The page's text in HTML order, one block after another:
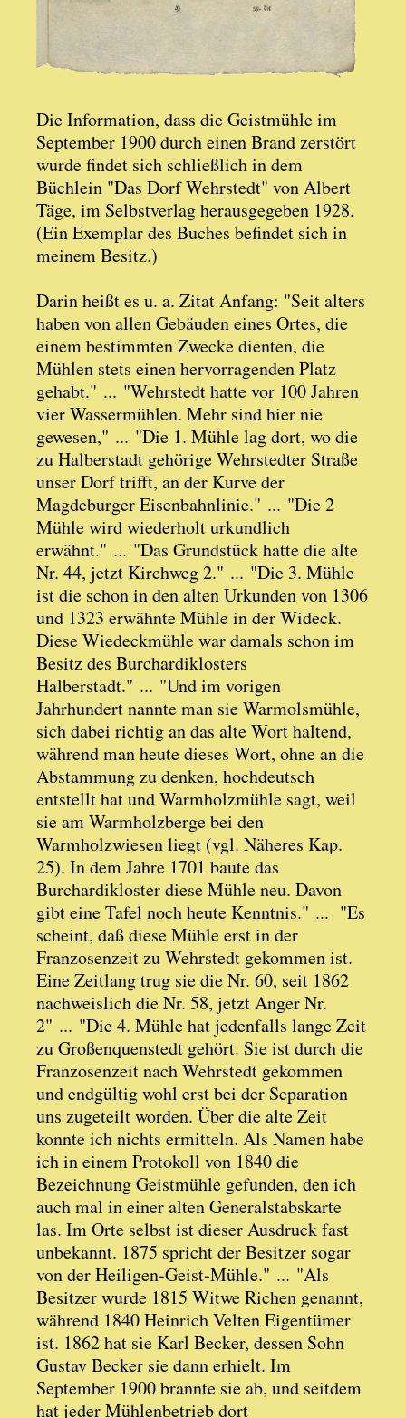
Die Information, dass die Geistmühle im
September 1900 durch einen Brand zerstört
wurde findet sich schließlich in dem
Büchlein "Das Dorf Wehrstedt" von Albert
Täge, im Selbstverlag herausgegeben 1928.
(Ein Exemplar des Buches befindet sich in
meinem Besitz.)
Darin heißt es u. a. Zitat Anfang: "Seit alters
haben von allen Gebäuden eines Ortes, die
einem bestimmten Zwecke dienten, die
Mühlen stets einen hervorragenden Platz
gehabt." ... "Wehrstedt hatte vor 100 Jahren
vier Wassermühlen. Mehr sind hier nie
gewesen," ... "Die 1. Mühle lag dort, wo die
zu Halberstadt gehörige Wehrstedter Straße
unser Dorf trifft, an der Kurve der
Magdeburger Eisenbahnlinie." ... "Die 2
Mühle wird wiederholt urkundlich
erwähnt." ... "Das Grundstück hatte die alte
Nr. 44, jetzt Kirchweg 2." ... "Die 3. Mühle
ist die schon in den alten Urkunden von 1306
und 1323 erwähnte Mühle in der Wideck.
Diese Wiedeckmühle war damals schon im
Besitz des Burchardiklosters
Halberstadt." ... "Und im vorigen
Jahrhundert nannte man sie Warmolsmühle,
sich dabei richtig an das alte Wort haltend,
während man heute dieses Wort, ohne an die
Abstammung zu denken, hochdeutsch
entstellt hat und Warmholzmühle sagt, weil
sie am Warmholzberge bei den
Warmholzwiesen liegt (vgl. Näheres Kap.
25). In dem Jahre 1701 baute das
Burchardikloster diese Mühle neu. Davon
gibt eine Tafel noch heute Kenntnis." ... "Es
scheint, daß diese Mühle erst in der
Franzosenzeit zu Wehrstedt gekommen ist.
Eine Zeitlang trug sie die Nr. 60, seit 1862
nachweislich die Nr. 58, jetzt Anger Nr.
2" ... "Die 4. Mühle hat jedenfalls lange Zeit
zu Großenquenstedt gehört. Sie ist durch die
Franzosenzeit nach Wehrstedt gekommen
und endgültig wohl erst bei der Separation
uns zugeteilt worden. Über die alte Zeit
konnte ich nichts ermitteln. Als Namen habe
ich in einem Protokoll von 1840 die
Bezeichnung Geistmühle gefunden, den ich
auch mal in einer alten Generalstabskarte
las. Im Orte selbst ist dieser Ausdruck fast
unbekannt. 1875 spricht der Besitzer sogar
von der Heiligen-Geist-Mühle." ... "Als
Besitzer wurde 1815 Witwe Richen genannt,
während 1840 Heinrich Velten Eigentümer
ist. 1862 hat sie Karl Becker, dessen Sohn
Gustav Becker sie dann erhielt. Im
September 1900 brannte sie ab, und seitdem
hat jeder Mühlenbetrieb dort